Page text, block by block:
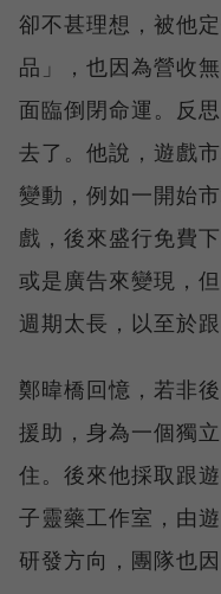
卻不甚理想，被他
品」，也因為營收
面臨倒閉命運。反
去了。他說，遊戲
變動，例如一開始
戲，後來盛行免費
或是廣告來變現，
週期太長，以至於
鄭暐橋回憶，若非
援助，身為一個獨
住。後來他採取跟
子靈藥工作室，由
研發方向，團隊也